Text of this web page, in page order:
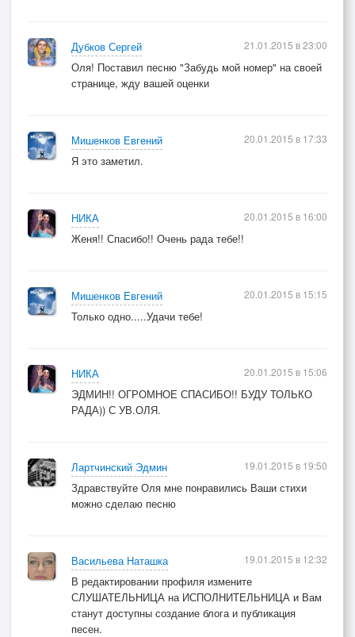
Дубков Сергей
Оля! Поставил песню "Забудь мой номер" на своей
странице, жду вашей оценки
21.01.2015 в 23:00
Мишенков Евгений
Я это заметил.
20.01.2015 в 17:33
НИКА
Женя!! Спасибо!! Очень рада тебе!!
20.01.2015 в 16:00
Мишенков Евгений
Только одно.....Удачи тебе!
20.01.2015 в 15:15
НИКА
ЭДМИН!! ОГРОМНОЕ СПАСИБО!! БУДУ ТОЛЬКО
РАДА)) С УВ.ОЛЯ.
20.01.2015 в 15:06
Лартчинский Эдмин
Здравствуйте Оля мне понравились Ваши стихи
можно сделаю песню
19.01.2015 в 19:50
Васильева Наташка
В редактировании профиля измените
СЛУШАТЕЛЬНИЦА на ИСПОЛНИТЕЛЬНИЦА и Вам
станут доступны создание блога и публикация
песен.
19.01.2015 в 12:32